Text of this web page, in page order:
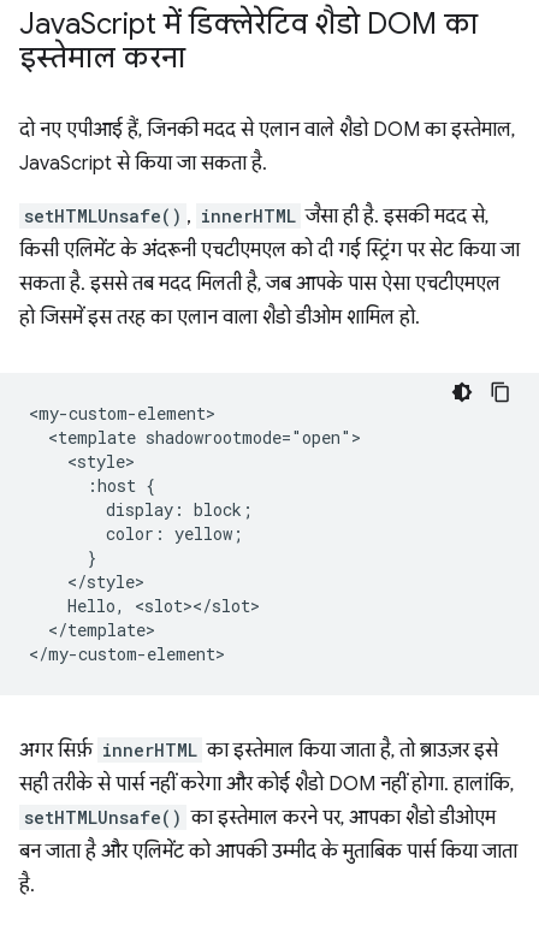
JavaScript में डिक्लेरेटिव शैडो DOM का
इस्तेमाल करना
दो नए एपीआई हैं, जिनकी मदद से एलान वाले शैडो DOM का इस्तेमाल,
JavaScript से किया जा सकता है.
setHTMLUnsafe() , innerHTML जैसा ही है. इसकी मदद से,
किसी एलिमेंट के अंदरूनी एचटीएमएल को दी गई स्ट्रिंग पर सेट किया जा
सकता है. इससे तब मदद मिलती है, जब आपके पास ऐसा एचटीएमएल
हो जिसमें इस तरह का एलान वाला शैडो डीओम शामिल हो.
<my-custom-element>
  <template shadowrootmode="open">
    <style>
      :host {
        display: block;
        color: yellow;
      }
    </style>
    Hello, <slot></slot>
  </template>
अगर सिर्फ़ innerHTML का इस्तेमाल किया जाता है, तो ब्राउज़र इसे
सही तरीके से पार्स नहीं करेगा और कोई शैडो DOM नहीं होगा. हालांकि,
setHTMLUnsafe() का इस्तेमाल करने पर, आपका शैडो डीओएम
बन जाता है और एलिमेंट को आपकी उम्मीद के मुताबिक पार्स किया जाता
है.